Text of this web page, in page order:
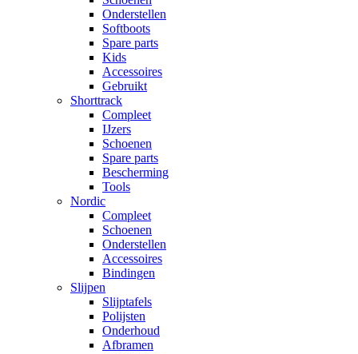
Onderstellen
Softboots
Spare parts
Kids
Accessoires
Gebruikt
Shorttrack
Compleet
IJzers
Schoenen
Spare parts
Bescherming
Tools
Nordic
Compleet
Schoenen
Onderstellen
Accessoires
Bindingen
Slijpen
Slijptafels
Polijsten
Onderhoud
Afbramen